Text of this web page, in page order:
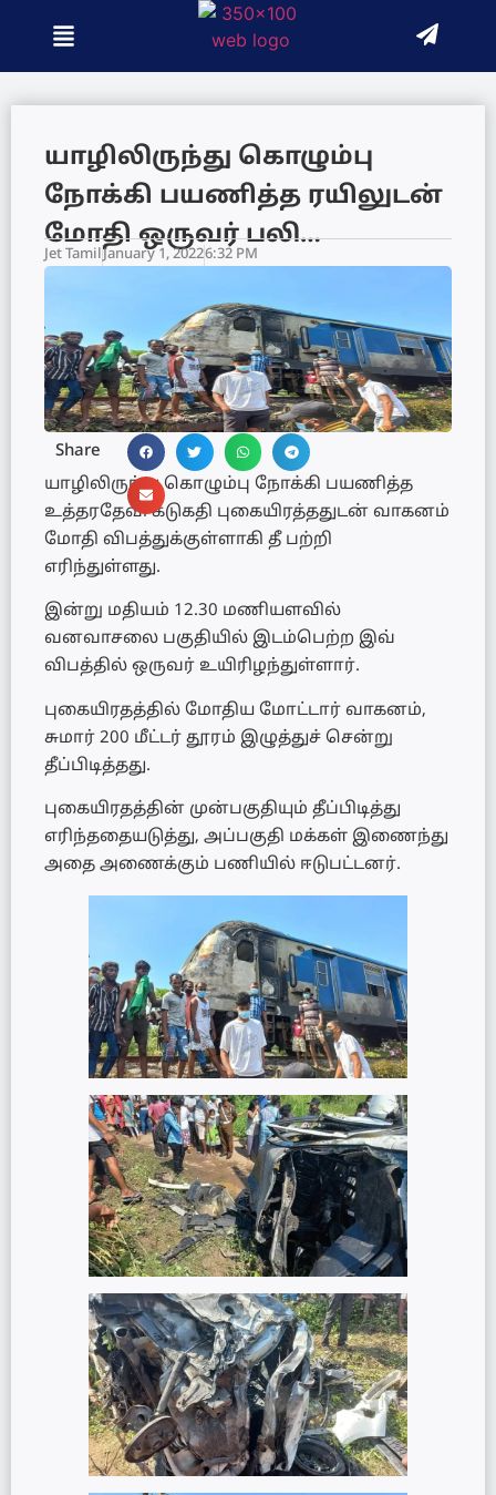
யாழிலிருந்து கொழும்பு
நோக்கி பயணித்த ரயிலுடன்
மோதி ஒருவர் பலி…
Jet TamilJanuary 1, 20226:32 PM
Share
யாழிலிருந்து கொழும்பு நோக்கி பயணித்த
உத்தரதேவி கடுகதி புகையிரத்ததுடன் வாகனம்
மோதி விபத்துக்குள்ளாகி தீ பற்றி
எரிந்துள்ளது.
இன்று மதியம் 12.30 மணியளவில்
வனவாசலை பகுதியில் இடம்பெற்ற இவ்
விபத்தில் ஒருவர் உயிரிழந்துள்ளார்.
புகையிரதத்தில் மோதிய மோட்டார் வாகனம்,
சுமார் 200 மீட்டர் தூரம் இழுத்துச் சென்று
தீப்பிடித்தது.
புகையிரதத்தின் முன்பகுதியும் தீப்பிடித்து
எரிந்ததையடுத்து, அப்பகுதி மக்கள் இணைந்து
அதை அணைக்கும் பணியில் ஈடுபட்டனர்.